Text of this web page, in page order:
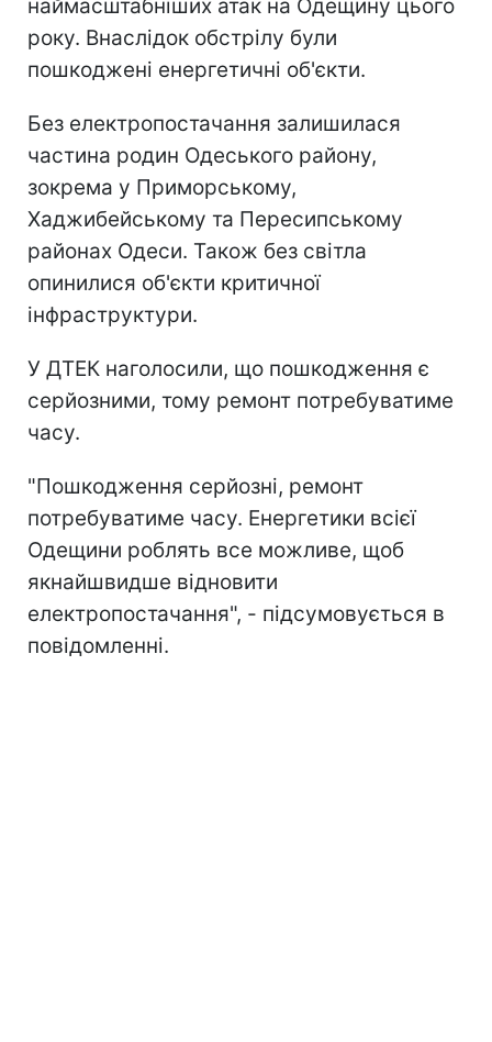
наймасштабніших атак на Одещину цього
року. Внаслідок обстрілу були
пошкоджені енергетичні об'єкти.
Без електропостачання залишилася
частина родин Одеського району,
зокрема у Приморському,
Хаджибейському та Пересипському
районах Одеси. Також без світла
опинилися об'єкти критичної
інфраструктури.
У ДТЕК наголосили, що пошкодження є
серйозними, тому ремонт потребуватиме
часу.
"Пошкодження серйозні, ремонт
потребуватиме часу. Енергетики всієї
Одещини роблять все можливе, щоб
якнайшвидше відновити
електропостачання", - підсумовується в
повідомленні.